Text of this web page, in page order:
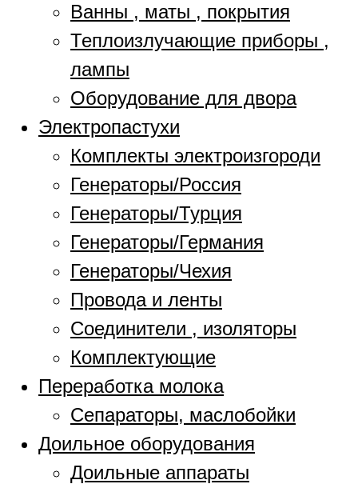
Ванны , маты , покрытия
Теплоизлучающие приборы ,
лампы
Оборудование для двора
Электропастухи
Комплекты электроизгороди
Генераторы/Россия
Генераторы/Турция
Генераторы/Германия
Генераторы/Чехия
Провода и ленты
Соединители , изоляторы
Комплектующие
Переработка молока
Сепараторы, маслобойки
Доильное оборудования
Доильные аппараты